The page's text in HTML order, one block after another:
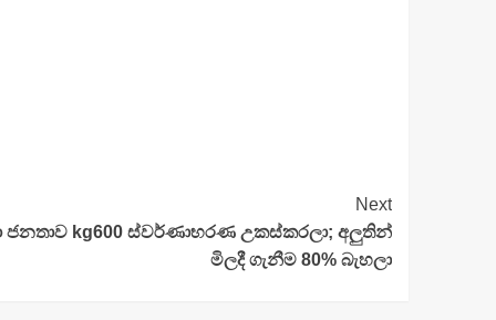
Next
ජනතාව kg600 ස්වර්ණාභරණ උකස්කරලා; අලුතින්
මිලදී ගැනීම 80% බැහලා